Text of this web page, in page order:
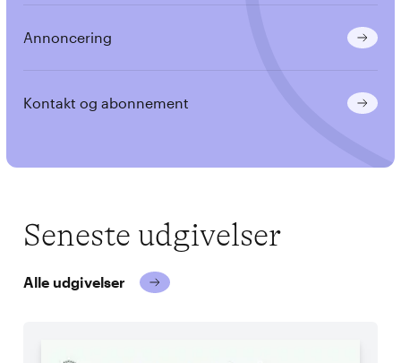
Annoncering
Kontakt og abonnement
Seneste udgivelser
Alle udgivelser